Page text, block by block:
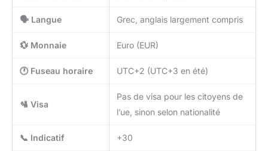
🗣️ Langue Grec, anglais largement compris
💱 Monnaie Euro (EUR)
🕐 Fuseau horaire UTC+2 (UTC+3 en été)
🛂 Visa
Pas de visa pour les citoyens de
l’ue, sinon selon nationalité
📞 Indicatif +30